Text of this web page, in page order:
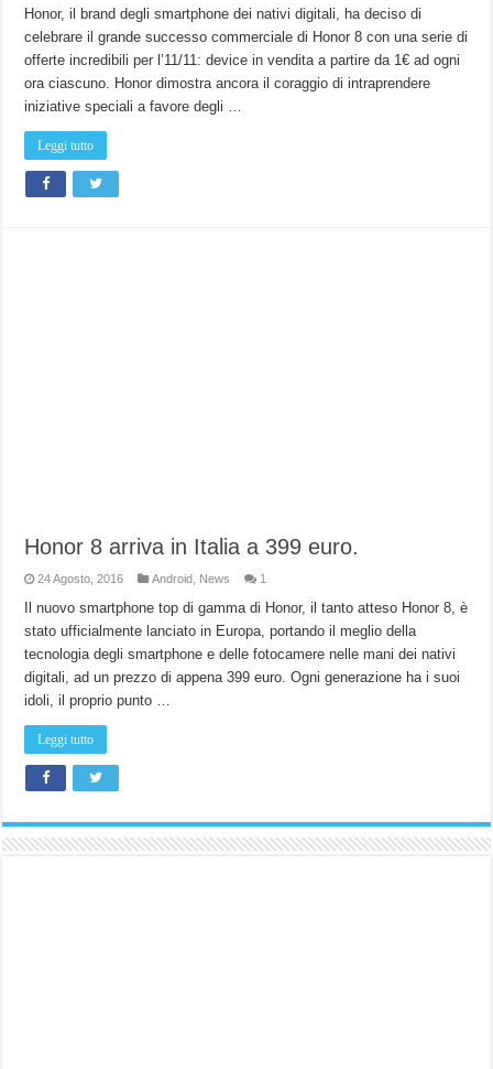
Honor, il brand degli smartphone dei nativi digitali, ha deciso di
celebrare il grande successo commerciale di Honor 8 con una serie di
offerte incredibili per l’11/11: device in vendita a partire da 1€ ad ogni
ora ciascuno. Honor dimostra ancora il coraggio di intraprendere
iniziative speciali a favore degli …
Leggi tutto
Honor 8 arriva in Italia a 399 euro.
24 Agosto, 2016 Android News 1
Il nuovo smartphone top di gamma di Honor, il tanto atteso Honor 8, è
stato ufficialmente lanciato in Europa, portando il meglio della
tecnologia degli smartphone e delle fotocamere nelle mani dei nativi
digitali, ad un prezzo di appena 399 euro. Ogni generazione ha i suoi
idoli, il proprio punto …
Leggi tutto